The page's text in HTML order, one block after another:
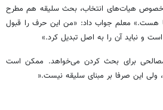
خصوص هیات‌های انتخاب، بحث سلیقه هم مطرح
هست.» معلم جواب داد: «من این حرف را قبول
و نباید آن را به اصل تبدیل کرد.»
مصالحی برای بحث کردن می‌خواهد. ممکن است
این صرفا بر مبنای سلیقه نیست.«